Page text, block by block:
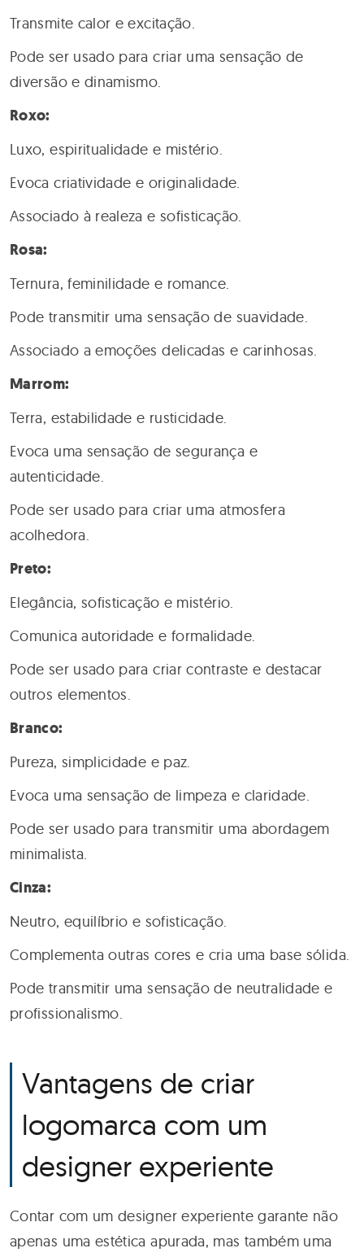
Transmite calor e excitação.
Pode ser usado para criar uma sensação de
diversão e dinamismo.
Roxo:
Luxo, espiritualidade e mistério.
Evoca criatividade e originalidade.
Associado à realeza e sofisticação.
Rosa:
Ternura, feminilidade e romance.
Pode transmitir uma sensação de suavidade.
Associado a emoções delicadas e carinhosas.
Marrom:
Terra, estabilidade e rusticidade.
Evoca uma sensação de segurança e
autenticidade.
Pode ser usado para criar uma atmosfera
acolhedora.
Preto:
Elegância, sofisticação e mistério.
Comunica autoridade e formalidade.
Pode ser usado para criar contraste e destacar
outros elementos.
Branco:
Pureza, simplicidade e paz.
Evoca uma sensação de limpeza e claridade.
Pode ser usado para transmitir uma abordagem
minimalista.
Cinza:
Neutro, equilíbrio e sofisticação.
Complementa outras cores e cria uma base sólida.
Pode transmitir uma sensação de neutralidade e
profissionalismo.
Vantagens de criar
logomarca com um
designer experiente
Contar com um designer experiente garante não
apenas uma estética apurada, mas também uma